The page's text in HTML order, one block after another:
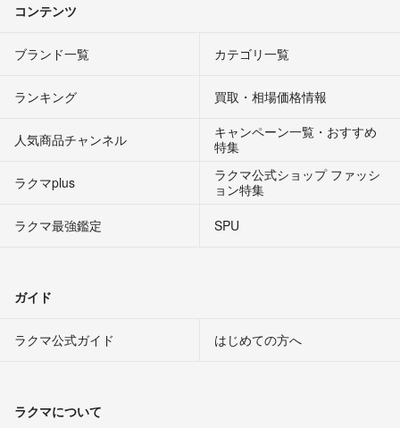
コンテンツ
ブランド一覧 カテゴリ一覧
ランキング 買取・相場価格情報
人気商品チャンネル
キャンペーン一覧・おすすめ
特集
ラクマplus
ラクマ公式ショップ ファッシ
ョン特集
ラクマ最強鑑定
SPU
ガイド
ラクマ公式ガイド はじめての方へ
ラクマについて